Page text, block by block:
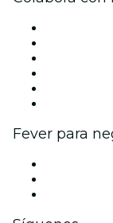
Fever para